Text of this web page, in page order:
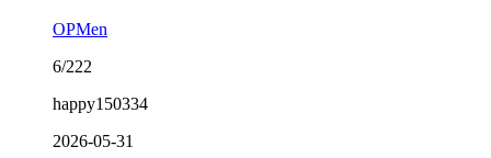
OPMen
6/222
happy150334
2026-05-31